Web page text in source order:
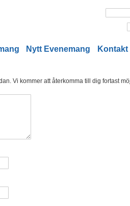
Nytt Evenemang Kontakt
Vi kommer att återkomma till dig fortast